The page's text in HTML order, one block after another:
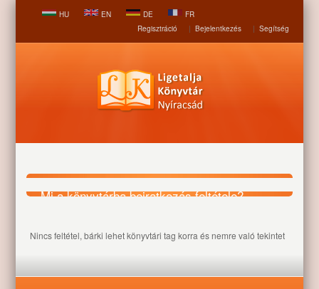
HU EN DE
FR
Regisztráció
| Bejelentkezés | Segítség
Mi a könyvtárba beiratkozás feltétele?
Nyitólap Hírek, aktualitások
Mi a könyvtárba
Nincs feltétel, bárki lehet könyvtári tag korra és nemre való tekintet